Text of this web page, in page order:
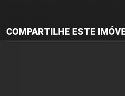
COMPARTILHE ESTE